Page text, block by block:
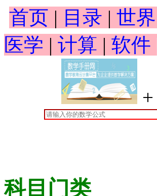
首页 | 目录 | 世界
医学 | 计算 | 软件
+
科目门类